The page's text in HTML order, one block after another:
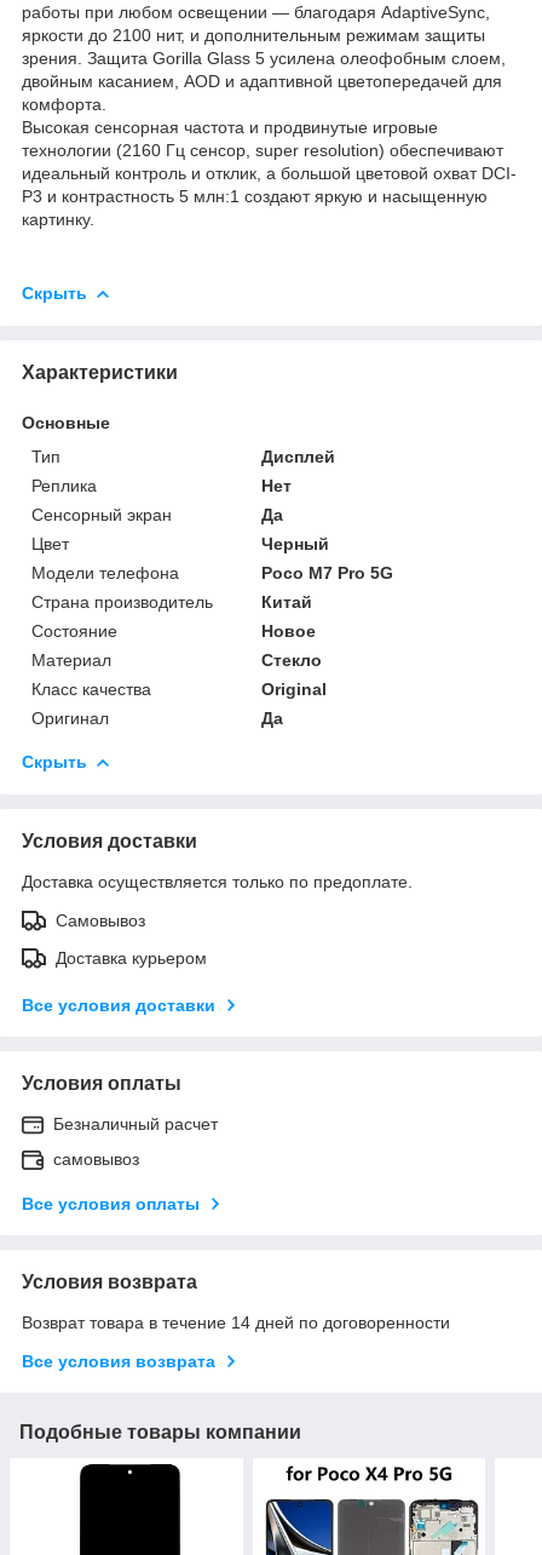
работы при любом освещении — благодаря AdaptiveSync,
яркости до 2100 нит, и дополнительным режимам защиты
зрения. Защита Gorilla Glass 5 усилена олеофобным слоем,
двойным касанием, AOD и адаптивной цветопередачей для
комфорта.
Высокая сенсорная частота и продвинутые игровые
технологии (2160 Гц сенсор, super resolution) обеспечивают
идеальный контроль и отклик, а большой цветовой охват DCI-
P3 и контрастность 5 млн:1 создают яркую и насыщенную
картинку.
Скрыть
Характеристики
Основные
Тип
Дисплей
Реплика
Нет
Сенсорный экран
Да
Цвет
Черный
Модели телефона
Poco M7 Pro 5G
Страна производитель
Китай
Состояние
Новое
Материал
Стекло
Класс качества
Original
Оригинал
Да
Скрыть
Условия доставки
Доставка осуществляется только по предоплате.
Самовывоз
Доставка курьером
Все условия доставки
Условия оплаты
Безналичный расчет
самовывоз
Все условия оплаты
Условия возврата
Возврат товара в течение 14 дней по договоренности
Все условия возврата
Подобные товары компании